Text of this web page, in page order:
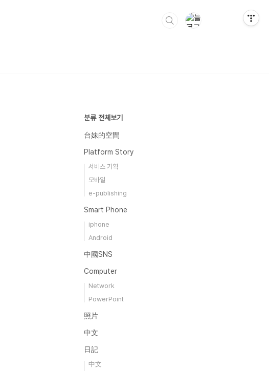
분류 전체보기
台妹的空間
Platform Story
서비스 기획
모바일
e-publishing
Smart Phone
iphone
Android
中國SNS
Computer
Network
PowerPoint
照片
中文
日記
中文